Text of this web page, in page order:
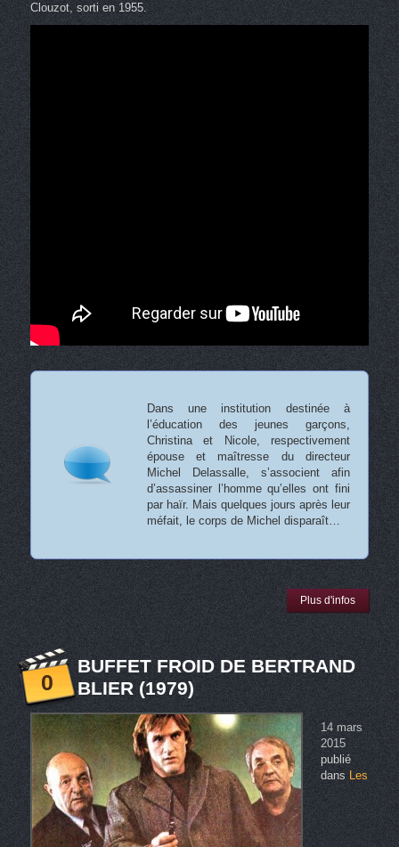
Clouzot, sorti en 1955.
Dans une institution destinée à
l’éducation des jeunes garçons,
Christina et Nicole, respectivement
épouse et maîtresse du directeur
Michel Delassalle, s’associent afin
d’assassiner l’homme qu’elles ont fini
par haïr. Mais quelques jours après leur
méfait, le corps de Michel disparaît…
Plus d'infos
0
BUFFET FROID DE BERTRAND
BLIER (1979)
14 mars
2015
publié
dans Les